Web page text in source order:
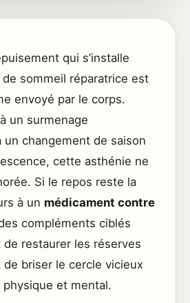
qui s’installe
sommeil réparatrice est
envoyé par le corps.
un surmenage
un changement de saison
cette asthénie ne
Si le repos reste la
à un médicament contre
compléments ciblés
restaurer les réserves
briser le cercle vicieux
physique et mental.